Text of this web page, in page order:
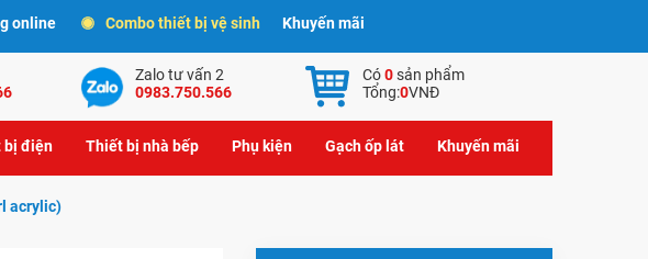
online Combo thiết bị vệ sinh Khuyến mãi
Zalo tư vấn 2
0983.750.566
Có0sản phẩm
Tổng:0VNĐ
bị điện Thiết bị nhà bếp Phụ kiện Gạch ốp lát Khuyến mãi
acrylic)